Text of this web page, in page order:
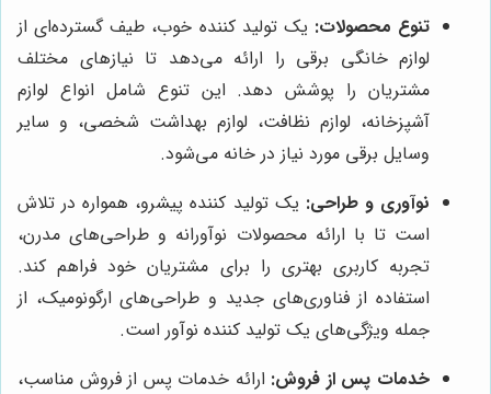
تنوع محصولات: یک تولید کننده خوب، طیف گسترده‌ای از
لوازم خانگی برقی را ارائه می‌دهد تا نیازهای مختلف
مشتریان را پوشش دهد. این تنوع شامل انواع لوازم
آشپزخانه، لوازم نظافت، لوازم بهداشت شخصی، و سایر
وسایل برقی مورد نیاز در خانه می‌شود.
نوآوری و طراحی: یک تولید کننده پیشرو، همواره در تلاش
است تا با ارائه محصولات نوآورانه و طراحی‌های مدرن،
تجربه کاربری بهتری را برای مشتریان خود فراهم کند.
استفاده از فناوری‌های جدید و طراحی‌های ارگونومیک، از
جمله ویژگی‌های یک تولید کننده نوآور است.
خدمات پس از فروش: ارائه خدمات پس از فروش مناسب،